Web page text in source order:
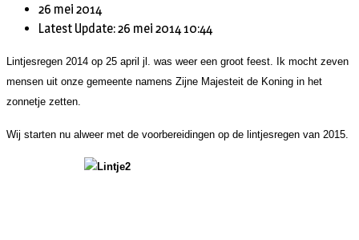
26 mei 2014
Latest Update: 26 mei 2014 10:44
Lintjesregen 2014 op 25 april jl. was weer een groot feest. Ik mocht zeven
mensen uit onze gemeente namens Zijne Majesteit de Koning in het
zonnetje zetten.
Wij starten nu alweer met de voorbereidingen op de lintjesregen van 2015.